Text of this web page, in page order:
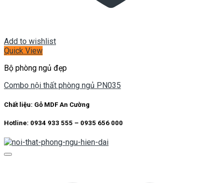
Add to wishlist
Quick View
Bộ phòng ngủ đẹp
Combo nội thất phòng ngủ PN035
Chất liệu: Gỗ MDF An Cường
Hotline: 0934 933 555 – 0935 656 000